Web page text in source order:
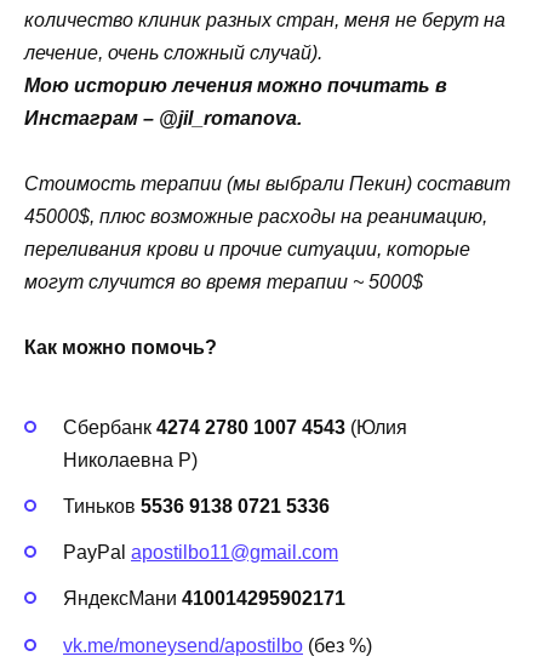
количество клиник разных стран, меня не берут на
лечение, очень сложный случай).
Мою историю лечения можно почитать в
Инстаграм – @jil_romanova.
Стоимость терапии (мы выбрали Пекин) составит
45000$, плюс возможные расходы на реанимацию,
переливания крови и прочие ситуации, которые
могут случится во время терапии ~ 5000$
Как можно помочь?
Сбербанк 4274 2780 1007 4543 (Юлия
Николаевна Р)
Тиньков 5536 9138 0721 5336
PayPal apostilbo11@gmail.com
ЯндексМани 410014295902171
vk.me/moneysend/apostilbo (без %)